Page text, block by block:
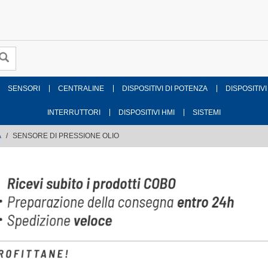
SENSORI CENTRALINE DISPOSITIVI DI POTENZA
INTERRUTTORI DISPOSITIVI HMI SISTEMI
SENSORE DI PRESSIONE OLIO